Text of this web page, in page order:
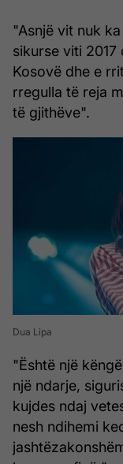
"Asnjë vit nuk
sikurse viti 2017
Kosovë dhe e
rregulla të reja
të gjithëve".
Dua Lipa
"Është një
një ndarje,
kujdes ndaj
nesh ndihemi